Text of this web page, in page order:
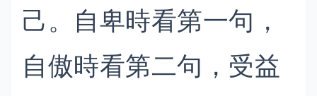
己。自卑時看第一句，
自傲時看第二句，受益